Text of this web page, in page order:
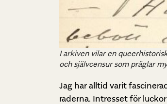
I arkiven vilar en
och självcensur som präglar
Jag har alltid varit
raderna. Intresset för